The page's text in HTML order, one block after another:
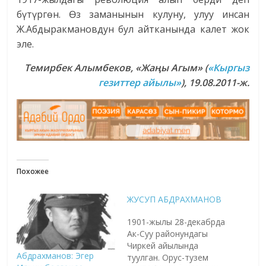
бүтүргөн. Өз заманынын кулуну, улуу инсан
Ж.Абдыракмановдун бул айтканында калет жок
эле.
Темирбек Алымбеков, «Жаңы Агым» («Кыргыз
гезиттер айылы»), 19.08.2011-ж.
Похожее
Абдрахманов: Эгер
ЖУСУП АБДРАХМАНОВ
1901-жылы 28-декабрда
Ак-Суу районундагы
Чиркей айылында
туулган. Орус-тузем